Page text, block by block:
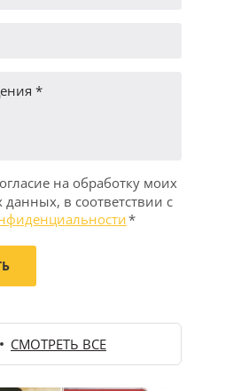
на обработку моих
в соответствии с
*
СМОТРЕТЬ ВСЕ